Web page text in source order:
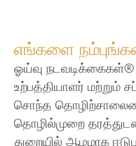
எங்களை
ஓய்வு
உற்பத்தியாளர்
சொந்த
தொழில்முறை
துறையில் ஆழமாக